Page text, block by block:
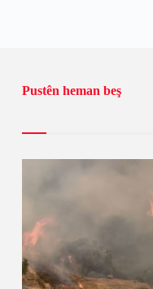
Pustên heman beş